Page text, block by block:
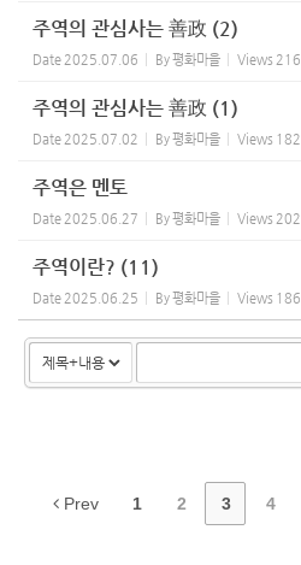
주역의 관심사는 善政 (2)
Date 2025.07.06 By평화마을 Views 216
주역의 관심사는 善政 (1)
Date 2025.07.02 By평화마을 Views 182
주역은 멘토
Date 2025.06.27 By평화마을 Views 202
주역이란? (11)
Date 2025.06.25 By평화마을 Views 186
Prev 1 2 3 4